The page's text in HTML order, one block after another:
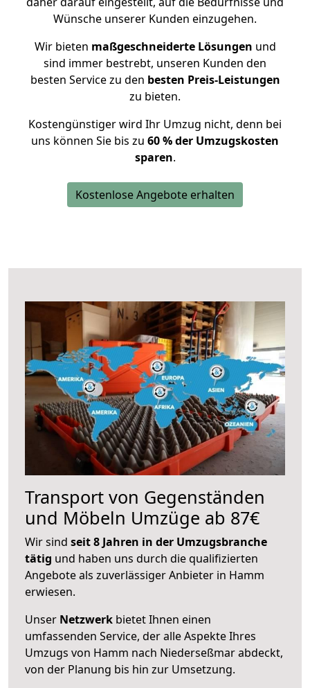
Wünsche unserer Kunden einzugehen.
Wir bieten maßgeschneiderte Lösungen und
sind immer bestrebt, unseren Kunden den
besten Service zu den besten Preis-Leistungen
zu bieten.
Kostengünstiger wird Ihr Umzug nicht, denn bei
uns können Sie bis zu 60 % der Umzugskosten
sparen.
Kostenlose Angebote erhalten
Transport von Gegenständen
und Möbeln Umzüge ab 87€
Wir sind seit 8 Jahren in der Umzugsbranche
tätig und haben uns durch die qualifizierten
Angebote als zuverlässiger Anbieter in Hamm
erwiesen.
Unser Netzwerk bietet Ihnen einen
umfassenden Service, der alle Aspekte Ihres
Umzugs von Hamm nach Niederseßmar abdeckt,
von der Planung bis hin zur Umsetzung.